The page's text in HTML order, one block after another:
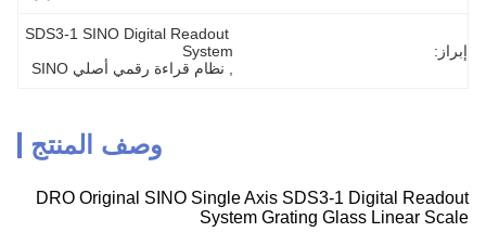
إبراز:
SDS3-1 SINO Digital Readout
System
نظام قراءة رقمي أصلي SINO
وصف المنتج
DRO Original SINO Single Axis SDS3-1 Digital Readout
System Grating Glass Linear Scale